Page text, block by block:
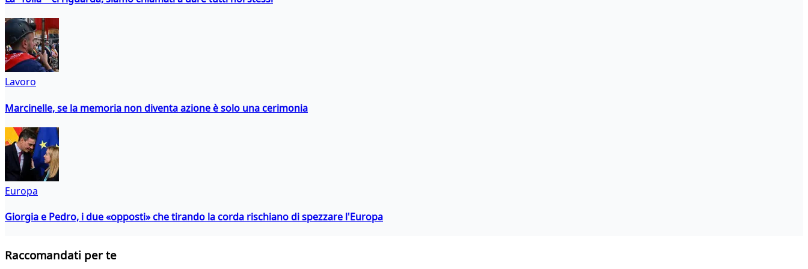
Lavoro
Marcinelle, se la memoria non diventa azione è solo una cerimonia
Europa
Giorgia e Pedro, i due «opposti» che tirando la corda rischiano di spezzare l'Europa
Raccomandati per te